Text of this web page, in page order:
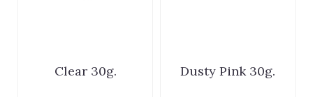
Clear 30g. Dusty Pink 30g.